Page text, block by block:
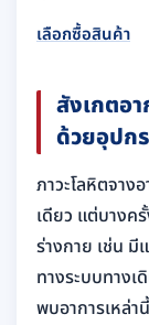
เลือกซื้อสินค้า
สังเกตอ
ด้วยอุปก
ภาวะโลหิตจาง
เดียว แต่บางค
ร่างกาย เช่น มี
ทางระบบทางเ
พบอาการเหล่